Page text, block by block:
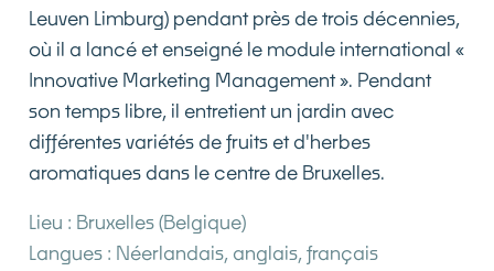
Leuven Limburg) pendant près de trois décennies,
où il a lancé et enseigné le module international «
Innovative Marketing Management ». Pendant
son temps libre, il entretient un jardin avec
différentes variétés de fruits et d'herbes
aromatiques dans le centre de Bruxelles.
Lieu : Bruxelles (Belgique)
Langues : Néerlandais, anglais, français